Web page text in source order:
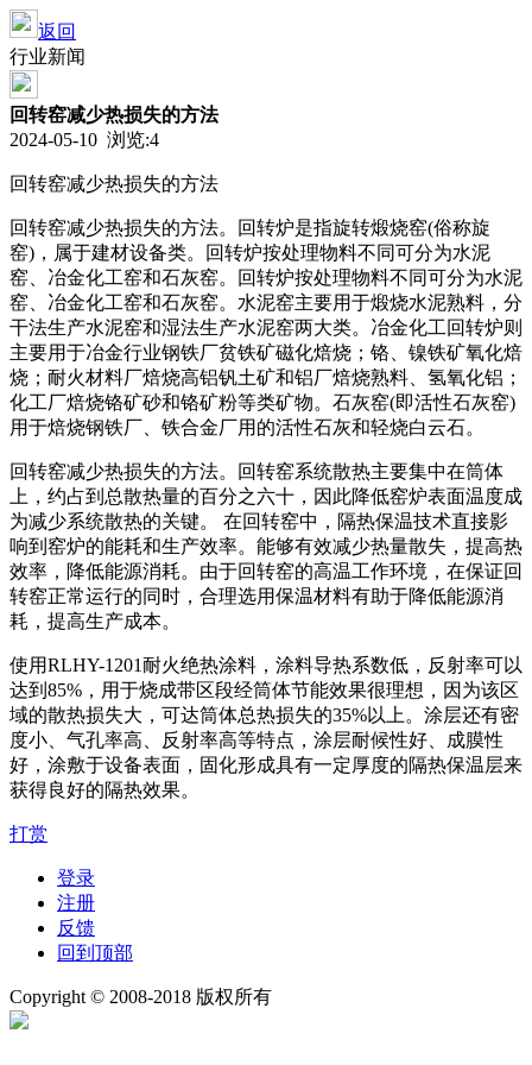
返回
行业新闻
回转窑减少热损失的方法
2024-05-10 浏览:4
回转窑减少热损失的方法
回转窑减少热损失的方法。回转炉是指旋转煅烧窑(俗称旋
窑)，属于建材设备类。回转炉按处理物料不同可分为水泥
窑、冶金化工窑和石灰窑。回转炉按处理物料不同可分为水泥
窑、冶金化工窑和石灰窑。水泥窑主要用于煅烧水泥熟料，分
干法生产水泥窑和湿法生产水泥窑两大类。冶金化工回转炉则
主要用于冶金行业钢铁厂贫铁矿磁化焙烧；铬、镍铁矿氧化焙
烧；耐火材料厂焙烧高铝钒土矿和铝厂焙烧熟料、氢氧化铝；
化工厂焙烧铬矿砂和铬矿粉等类矿物。石灰窑(即活性石灰窑)
用于焙烧钢铁厂、铁合金厂用的活性石灰和轻烧白云石。
回转窑减少热损失的方法。回转窑系统散热主要集中在筒体
上，约占到总散热量的百分之六十，因此降低窑炉表面温度成
为减少系统散热的关键。 在回转窑中，隔热保温技术直接影
响到窑炉的能耗和生产效率。能够有效减少热量散失，提高热
效率，降低能源消耗。由于回转窑的高温工作环境，在保证回
转窑正常运行的同时，合理选用保温材料有助于降低能源消
耗，提高生产成本。
使用RLHY-1201耐火绝热涂料，涂料导热系数低，反射率可以
达到85%，用于烧成带区段经筒体节能效果很理想，因为该区
域的散热损失大，可达筒体总热损失的35%以上。涂层还有密
度小、气孔率高、反射率高等特点，涂层耐候性好、成膜性
好，涂敷于设备表面，固化形成具有一定厚度的隔热保温层来
获得良好的隔热效果。
打赏
登录
注册
反馈
回到顶部
Copyright © 2008-2018 版权所有